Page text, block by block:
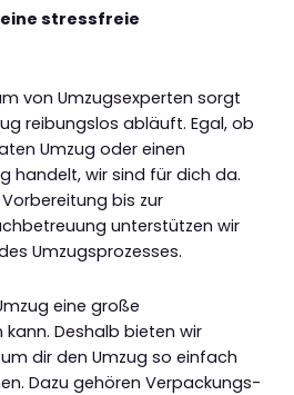
stressfreie
von Umzugsexperten sorgt
reibungslos abläuft. Egal, ob
Umzug oder einen
handelt, wir sind für dich da.
bis zur
unterstützen wir
Umzugsprozesses.
eine große
Deshalb bieten wir
dir den Umzug so einfach
Dazu gehören Verpackungs-